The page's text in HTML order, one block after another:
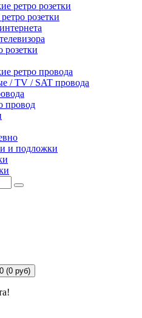
ретро розетки
розетки
розетки
ретро провода
/ TV / SAT провода
провод
и подложки
(0 руб)